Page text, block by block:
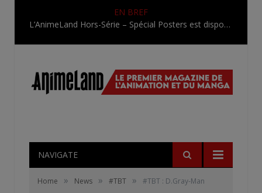
EN BREF
L’AnimeLand Hors-Série – Spécial Posters est disponible !
NAVIGATE
Home » News » #TBT » #TBT : D.Gray-Man